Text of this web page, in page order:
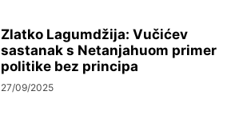
Zlatko Lagumdžija: Vučićev
sastanak s Netanjahuom primer
politike bez principa
27/09/2025